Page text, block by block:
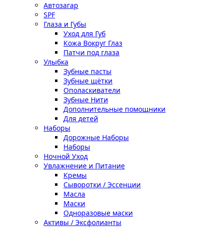
Автозагар
SPF
Глаза и Губы
Уход для Губ
Кожа Вокруг Глаз
Патчи под глаза
Улыбка
Зубные пасты
Зубные щётки
Ополаскиватели
Зубные Нити
Дополнительные помощники
Для детей
Наборы
Дорожные Наборы
Наборы
Ночной Уход
Увлажнение и Питание
Кремы
Сыворотки / Эссенции
Масла
Маски
Одноразовые маски
Активы / Эксфолианты